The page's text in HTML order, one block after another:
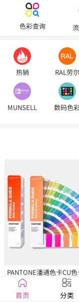
色彩查询
热销 RAL劳尔
MUNSELL 数码色
PANTONE潘通色卡CU
2390色
￥1250
首页 分类